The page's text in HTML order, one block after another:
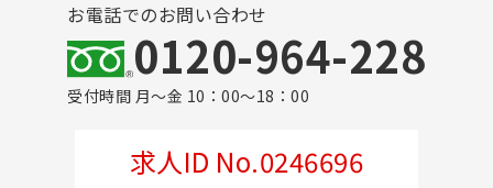
お電話でのお問い合わせ
0120-964-228
受付時間 月～金 10：00～18：00
求人ID No.0246696